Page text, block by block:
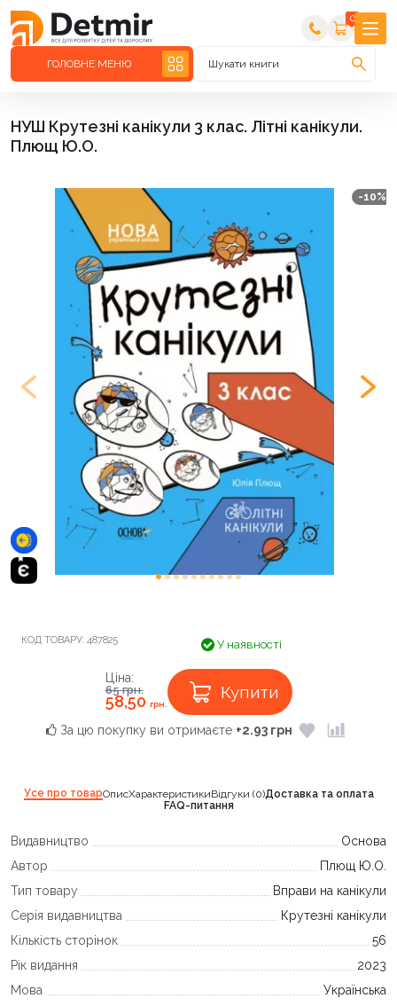
0
ГОЛОВНЕ МЕНЮ Шукати книги
НУШ Крутезні канікули 3 клас. Літні канікули.
Плющ Ю.О.
-10%
КОД ТОВАРУ: 487825 У наявності
Ціна:
65грн.
58,50 грн.
Купити
За цю покупку ви отримаєте +2.93 грн
Усе про товарОписХарактеристикиВідгуки (0)Доставка та оплата
FAQ-питання
Видавництво
Основа
Автор
Плющ Ю.О.
Тип товару
Вправи на канікули
Серія видавництва
Крутезні канікули
Кількість сторінок
56
Рік видання
2023
Мова
Українська